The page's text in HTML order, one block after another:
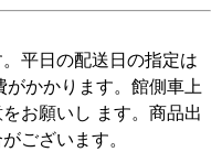
平日の配送日の指定は
かかります。館側車上
お願いし ます。商品出
ございます。